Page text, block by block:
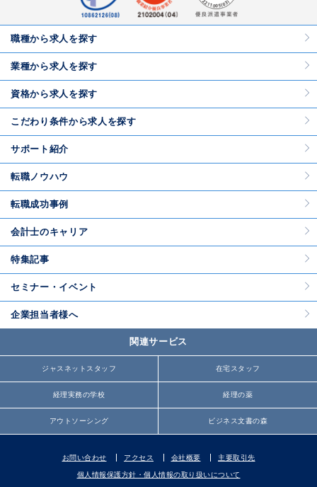
職種から求人を探す
業種から求人を探す
資格から求人を探す
こだわり条件から求人を探す
サポート紹介
転職ノウハウ
転職成功事例
会計士のキャリア
特集記事
セミナー・イベント
企業担当者様へ
関連サービス
ジャスネットスタッフ 在宅スタッフ
経理実務の学校 経理の薬
アウトソーシング ビジネス文書の森
お問い合わせ アクセス 会社概要 主要取引先
個人情報保護方針・個人情報の取り扱いについて